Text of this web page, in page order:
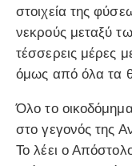
στοιχεία της
νεκρούς μεταξύ
τέσσερεις μέρες
όμως από όλα τα
Όλο το οικοδόμημα
στο γεγονός της
Το λέει ο